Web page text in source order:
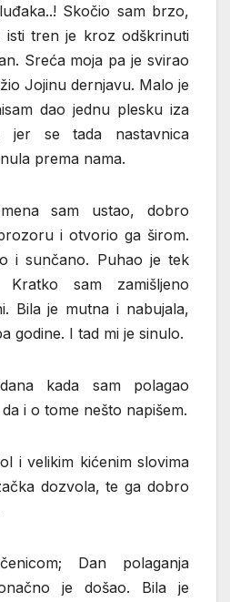
Skočio sam brzo,
tren je kroz odškrinuti
Sreća moja pa je svirao
Jojinu dernjavu. Malo je
dao jednu plesku iza
jer se tada nastavnica
prema nama.
sam ustao, dobro
i otvorio ga širom.
i sunčano. Puhao je tek
Kratko sam zamišljeno
Bila je mutna i nabujala,
godine. I tad mi je sinulo.
kada sam polagao
i o tome nešto napišem.
i velikim kićenim slovima
dozvola, te ga dobro
Dan polaganja
je došao. Bila je